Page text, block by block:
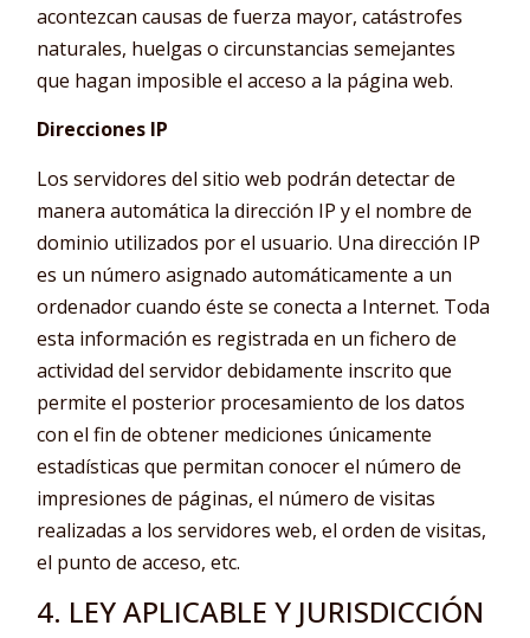
acontezcan causas de fuerza mayor, catástrofes
naturales, huelgas o circunstancias semejantes
que hagan imposible el acceso a la página web.
Direcciones IP
Los servidores del sitio web podrán detectar de
manera automática la dirección IP y el nombre de
dominio utilizados por el usuario. Una dirección IP
es un número asignado automáticamente a un
ordenador cuando éste se conecta a Internet. Toda
esta información es registrada en un fichero de
actividad del servidor debidamente inscrito que
permite el posterior procesamiento de los datos
con el fin de obtener mediciones únicamente
estadísticas que permitan conocer el número de
impresiones de páginas, el número de visitas
realizadas a los servidores web, el orden de visitas,
el punto de acceso, etc.
4. LEY APLICABLE Y JURISDICCIÓN